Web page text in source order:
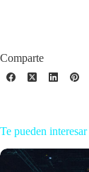
Comparte
Te pueden interesar